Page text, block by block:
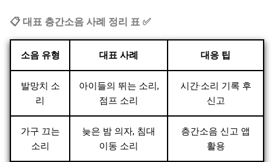
📋 대표 층간소음 사례 정리 표 ✅
소음 유형 대표 사례 대응 팁
발망치 소
리
아이들의 뛰는 소리,
점프 소리
시간·소리 기록 후
신고
가구 끄는
소리
늦은 밤 의자, 침대
이동 소리
층간소음 신고 앱
활용